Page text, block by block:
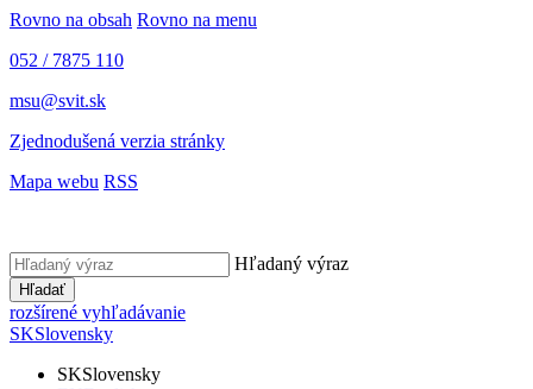
Rovno na obsah Rovno na menu
052 / 7875 110
msu@svit.sk
Zjednodušená verzia stránky
Mapa webu RSS
Hľadaný výraz
Hľadať
rozšírené vyhľadávanie
SKSlovensky
SKSlovensky